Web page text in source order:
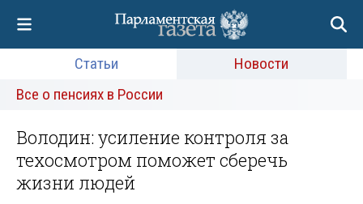
Статьи
Новости
Все о пенсиях в России
Володин: усиление контроля за
техосмотром поможет сберечь
жизни людей